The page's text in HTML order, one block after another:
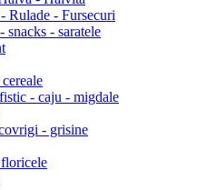
Rulade - Fursecuri
snacks - saratele
- caju - migdale
- grisine